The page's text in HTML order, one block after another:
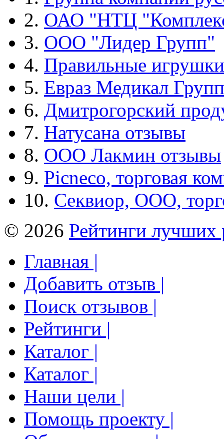
2. ОАО "НТЦ
3. ООО "Лидер Групп"
4. Правильные игрушки
5. Евраз Медикал Групп
6. Дмитрогорский
7. Натусана отзывы
8. ООО Лакмин отзывы
9. Picneco, торговая
10. Секвиор, ООО,
© 2026 Рейтинги лучших
Главная |
Добавить отзыв |
Поиск отзывов |
Рейтинги |
Каталог |
Каталог |
Наши цели |
Помощь проекту |